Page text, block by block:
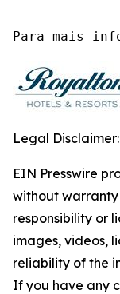
Para mais
Legal Disclaimer:
EIN Presswire
without
responsibility or
images, videos,
reliability of the
If you have any